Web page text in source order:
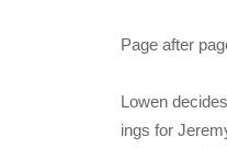
Page after
Lowen
ings for